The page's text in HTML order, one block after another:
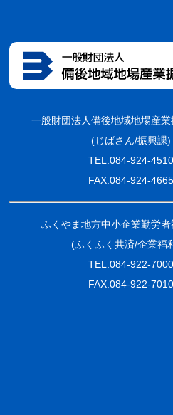
一般財団法人備後地域地場産
(じばさん/振興課)
TEL:084-924-4510
FAX:084-924-4665
ふくやま地方中小企業勤労
(ふくふく共済/企業福
TEL:084-922-7000
FAX:084-922-7010